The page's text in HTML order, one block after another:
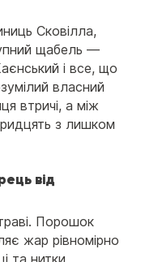
Сковілла,
щабель —
і все, що
власний
втричі, а між
з лишком
від
Порошок
жар рівномірно